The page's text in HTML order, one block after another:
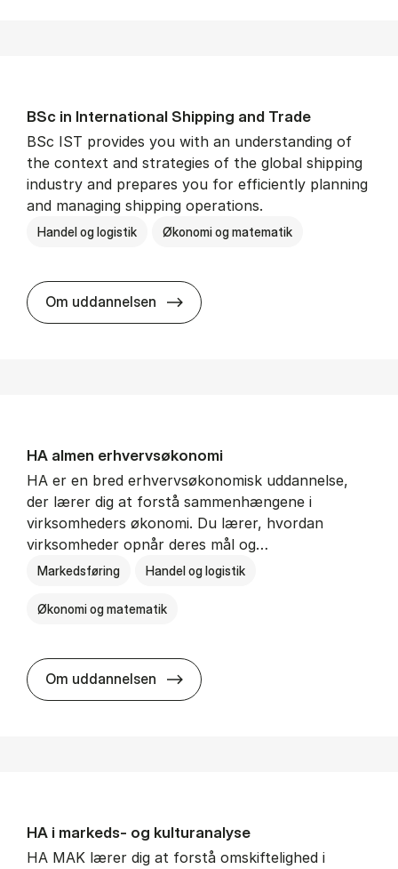
BSc in In­ter­na­tion­al Ship­ping and Trade
BSc IST provides you with an understanding of
the context and strategies of the global shipping
industry and prepares you for efficiently planning
and managing shipping operations.
Handel og logistik Økonomi og matematik
Om uddannelsen BSc in In­ter­na­tion­al Ship­ping
HA al­men erhvervs­økonomi
HA er en bred erhvervsøkonomisk uddannelse,
der lærer dig at forstå sammenhængene i
virksomheders økonomi. Du lærer, hvordan
virksomheder opnår deres mål og…
Markedsføring Handel og logistik
Økonomi og matematik
Om uddannelsen HA al­men erhvervs­økonomi
HA i mar­keds- og kul­tu­r­a­na­ly­se
HA MAK lærer dig at forstå omskiftelighed i